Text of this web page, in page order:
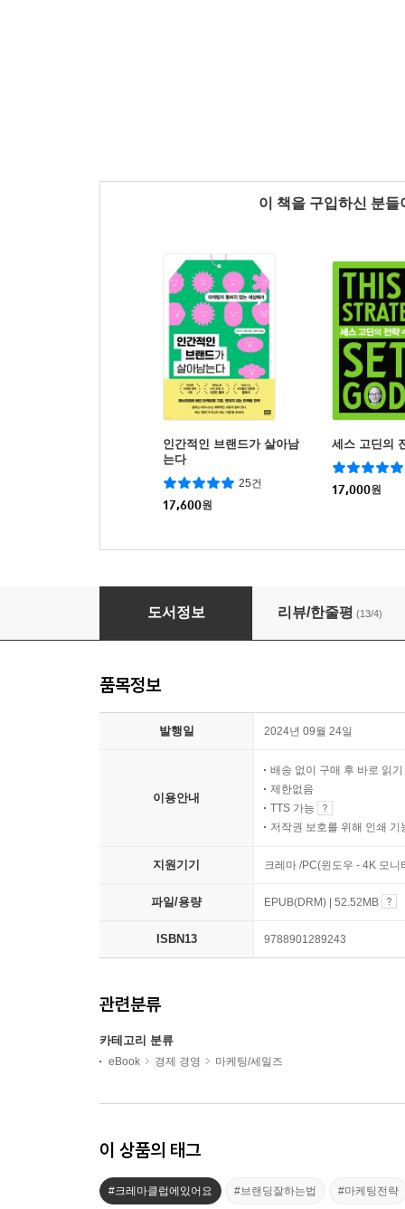
이 책을 구입하신 분
인간적인 브랜드가 살아남
는다
25건
17,600원
세스 고딘의
17,000원
브랜드의 거짓말
도서정보 리뷰/한줄평 (13/4)
품목정보
발행일 2024년 09월 24일
이용안내
배송 없이 구매 후 바로 읽기
제한없음
TTS 가능
저작권 보호를 위해 인쇄 기
지원기기 크레마 /PC(윈도우 - 4K 모
파일/용량 EPUB(DRM) | 52.52MB
ISBN13 9788901289243
관련분류
카테고리 분류
eBook 경제 경영 마케팅/세일즈
이 상품의 태그
#크레마클럽에있어요 #브랜딩잘하는법 #마케팅전략